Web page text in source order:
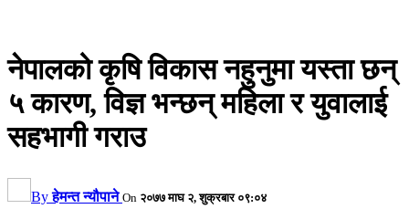
नेपालको कृषि विकास नहुनुमा यस्ता छन्
५ कारण, विज्ञ भन्छन् महिला र युवालाई
सहभागी गराउ
Byहेमन्त न्यौपाने On २०७७ माघ २, शुक्रबार ०९:०४